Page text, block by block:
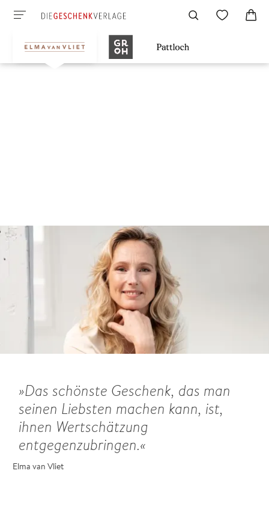
Das schönste Geschenk, das man
seinen Liebsten machen kann, ist,
ihnen Wertschätzung
entgegenzubringen.
Elma van Vliet